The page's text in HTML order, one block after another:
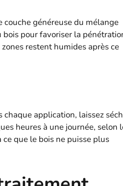
couche généreuse du mélange
pour favoriser la
restent humides après ce
application, laissez
heures à une journée, selon
que le bois ne puisse plus